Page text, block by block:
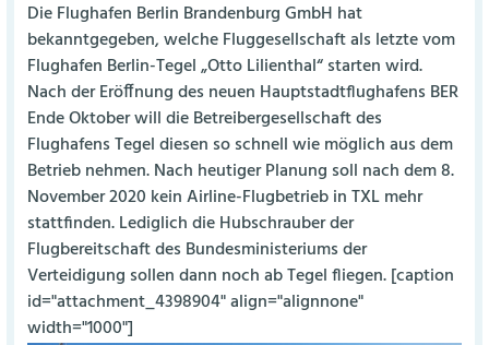
Die Flughafen Berlin Brandenburg GmbH hat
bekanntgegeben, welche Fluggesellschaft als letzte vom
Flughafen Berlin-Tegel „Otto Lilienthal“ starten wird.
Nach der Eröffnung des neuen Hauptstadtflughafens BER
Ende Oktober will die Betreibergesellschaft des
Flughafens Tegel diesen so schnell wie möglich aus dem
Betrieb nehmen. Nach heutiger Planung soll nach dem 8.
November 2020 kein Airline-Flugbetrieb in TXL mehr
stattfinden. Lediglich die Hubschrauber der
Flugbereitschaft des Bundesministeriums der
Verteidigung sollen dann noch ab Tegel fliegen. [caption
id="attachment_4398904" align="alignnone"
width="1000"]